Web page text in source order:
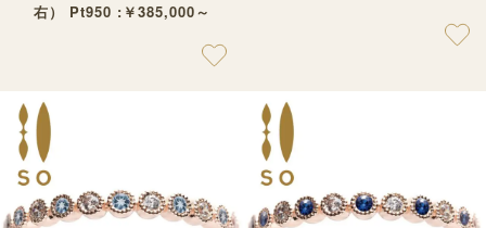
右） Pt950 :￥385,000～